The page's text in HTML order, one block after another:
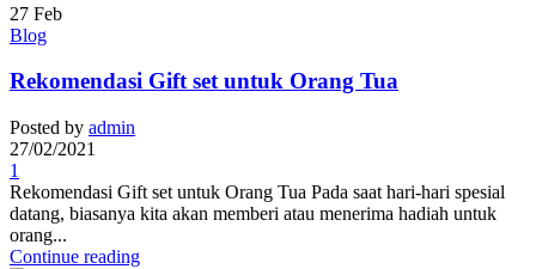
27 Feb
Blog
Rekomendasi Gift set untuk Orang Tua
Posted by admin
27/02/2021
1
Rekomendasi Gift set untuk Orang Tua Pada saat hari-hari spesial
datang, biasanya kita akan memberi atau menerima hadiah untuk
orang...
Continue reading